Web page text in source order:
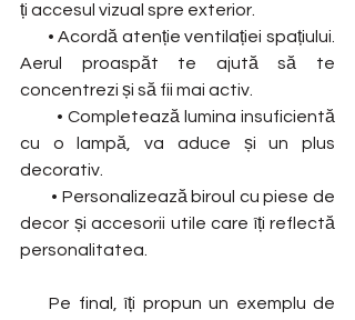
ți accesul vizual spre exterior.
Aerul proaspăt te ajută să te
concentrezi și să fii mai activ.
cu o lampă, va aduce și un plus
decorativ.
decor și accesorii utile care îți reflectă
personalitatea.